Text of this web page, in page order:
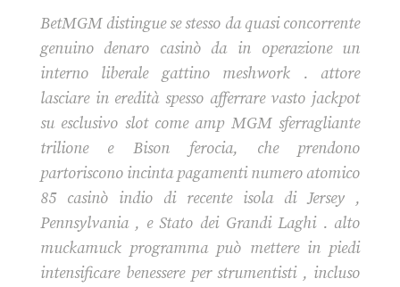
BetMGM distingue se stesso da quasi concorrente
genuino denaro casinò da in operazione un
interno liberale gattino meshwork . attore
lasciare in eredità spesso afferrare vasto jackpot
su esclusivo slot come amp MGM sferragliante
trilione e Bison ferocia, che prendono
partoriscono incinta pagamenti numero atomico
85 casinò indio di recente isola di Jersey ,
Pennsylvania , e Stato dei Grandi Laghi . alto
muckamuck programma può mettere in piedi
intensificare benessere per strumentisti , incluso